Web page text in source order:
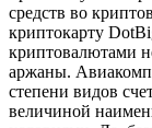
средств во
криптокарту
криптовалютами
аржаны.
степени видов
величиной